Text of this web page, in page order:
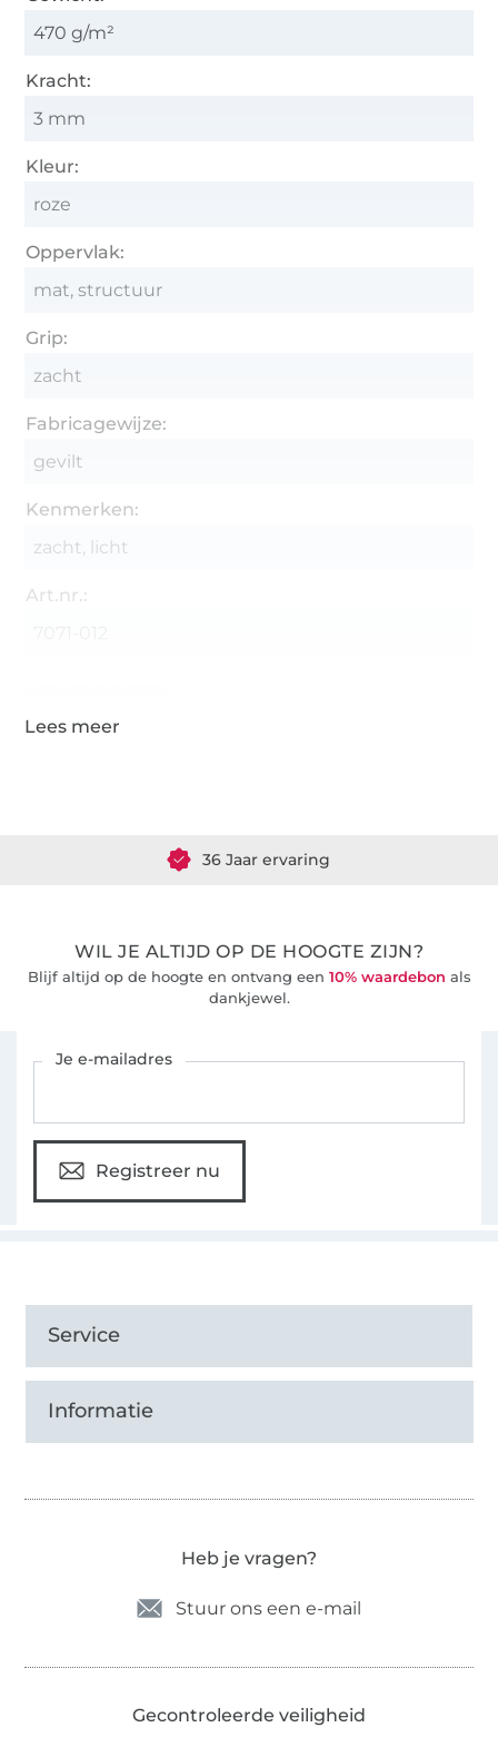
470 g/m²
Kracht:
3 mm
Kleur:
roze
Oppervlak:
mat, structuur
Grip:
zacht
Fabricagewijze:
gevilt
Kenmerken:
zacht, licht
Art.nr.:
36 Jaar ervaring
WIL JE ALTIJD OP DE HOOGTE ZIJN?
Blijf altijd op de hoogte en ontvang een 10% waardebon als
dankjewel.
Je e-mailadres
Registreer nu
Service
Informatie
Heb je vragen?
Stuur ons een e-mail
Gecontroleerde veiligheid